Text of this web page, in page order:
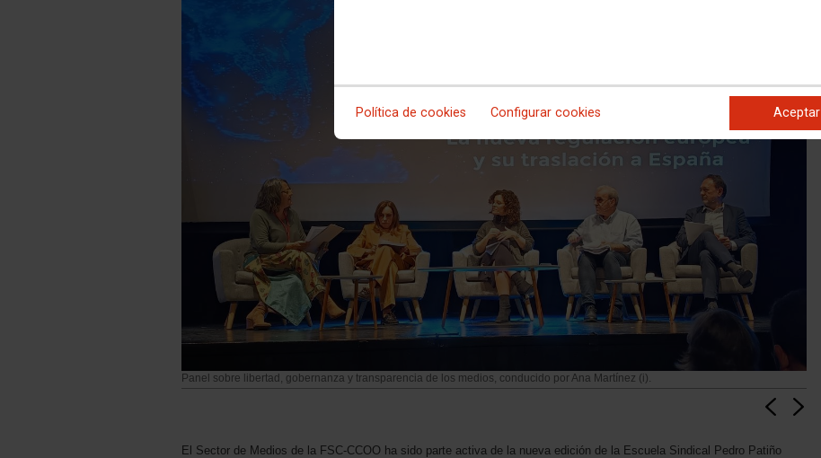
Política de cookies Configurar cookies Aceptar
Panel sobre libertad, gobernanza y transparencia de los medios, conducido por Ana Martínez (i).
El Sector de Medios de la FSC-CCOO ha sido parte activa de la nueva edición de la Escuela Sindical Pedro Patiño